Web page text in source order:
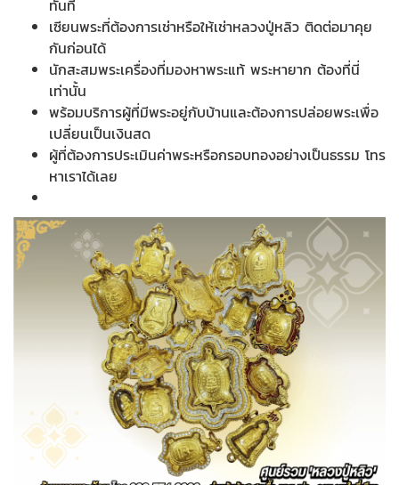
ทันที
เซียนพระที่ต้องการเช่าหรือให้เช่าหลวงปู่หลิว ติดต่อมาคุย
กันก่อนได้
นักสะสมพระเครื่องที่มองหาพระแท้ พระหายาก ต้องที่นี่
เท่านั้น
พร้อมบริการผู้ที่มีพระอยู่กับบ้านและต้องการปล่อยพระเพื่อ
เปลี่ยนเป็นเงินสด
ผู้ที่ต้องการประเมินค่าพระหรือกรอบทองอย่างเป็นธรรม โทร
หาเราได้เลย